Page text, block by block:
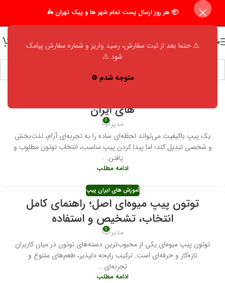
⚠️ حتما بعد از ثبت سفارش، رسید واریز و شماره سفارش پیامک
شود ⚠️
متوجه شدم ⊗
📦 هر روز ارسال پست تمام شهر ها و پیک تهران 🛵
منو
آموزش های ایران پیپ
های ایران
مدیر 0
یک پیپ باکیفیت می‌تواند لحظه‌ای ساده را به تجربه‌ای آرام، لذت‌بخش
و شخصی تبدیل کند؛ اما پیدا کردن پیپ مناسب، انتخاب توتون مطلوب و
یافتن...
ادامه مطلب
آموزش های ایران پیپ
توتون پیپ میوه‌ای اصل؛ راهنمای کامل
انتخاب، تشخیص و استفاده
مدیر 0
توتون پیپ میوه‌ای یکی از محبوب‌ترین دسته‌های توتون در میان کاربران
تازه‌کار و حرفه‌ای است. ترکیب رایحه دلپذیر، طعم‌های متنوع و
تجربه‌ای...
ادامه مطلب